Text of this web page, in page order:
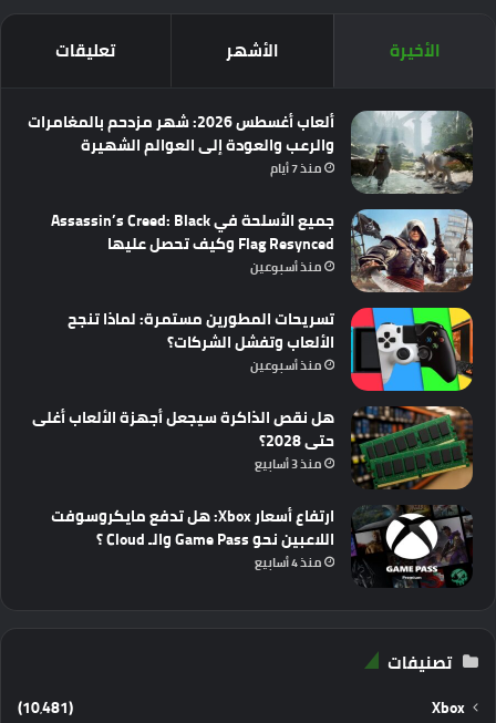
الأخيرة الأشهر تعليقات
ألعاب أغسطس 2026: شهر مزدحم بالمغامرات
والرعب والعودة إلى العوالم الشهيرة
منذ 7 أيام
جميع الأسلحة في Assassin’s Creed: Black
Flag Resynced وكيف تحصل عليها
منذ أسبوعين
تسريحات المطورين مستمرة: لماذا تنجح
الألعاب وتفشل الشركات؟
منذ أسبوعين
هل نقص الذاكرة سيجعل أجهزة الألعاب أغلى
حتى 2028؟
منذ 3 أسابيع
ارتفاع أسعار Xbox: هل تدفع مايكروسوفت
اللاعبين نحو Game Pass والـ Cloud ؟
منذ 4 أسابيع
تصنيفات
Xbox
(10٬481)